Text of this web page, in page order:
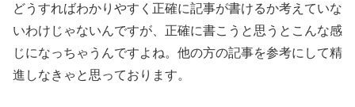
どうすればわかりやすく正確に記事が書けるか考えていな
いわけじゃないんですが、正確に書こうと思うとこんな感
じになっちゃうんですよね。他の方の記事を参考にして精
進しなきゃと思っております。